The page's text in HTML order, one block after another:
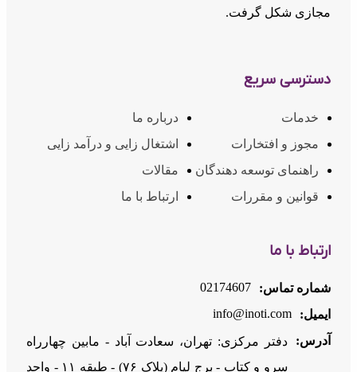
مجازی شکل گرفت.
دسترسی سریع
خدمات
درباره ما
مجوز و افتخارات
اشتغال زایی و درآمد زایی
راهنمای توسعه دهندگان
مقالات
قوانین و مقررات
ارتباط با ما
ارتباط با ما
شماره تماس:
02174607
ایمیل:
info@inoti.com
آدرس:
دفتر مرکزی: تهران، سعادت آباد - مابین چهارراه
سرو و کتاب - برج لیام (پلاک ۷۶) - طبقه ۱۱ - واحد